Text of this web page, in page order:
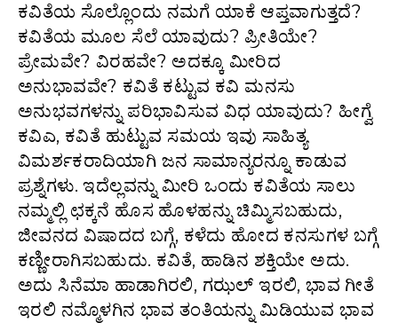
ಕವಿತೆಯ ಸೊಲ್ಲೊಂದು ನಮಗೆ ಯಾಕೆ ಆಪ್ತವಾಗುತ್ತದೆ?
ಕವಿತೆಯ ಮೂಲ ಸೆಲೆ ಯಾವುದು? ಪ್ರೀತಿಯೇ?
ಪ್ರೇಮವೇ? ವಿರಹವೇ? ಅದಕ್ಕೂ ಮೀರಿದ
ಅನುಭಾವವೇ? ಕವಿತೆ ಕಟ್ಟುವ ಕವಿ ಮನಸು
ಅನುಭವಗಳನ್ನು ಪರಿಭಾವಿಸುವ ವಿಧ ಯಾವುದು? ಹೀಗ್ವೆ
ಕವಿ‌ಎ, ಕವಿತೆ ಹುಟ್ಟುವ ಸಮಯ ಇವು ಸಾಹಿತ್ಯ
ವಿಮರ್ಶಕರಾದಿಯಾಗಿ ಜನ ಸಾಮಾನ್ಯರನ್ನೂ ಕಾಡುವ
ಪ್ರಶ್ನೆಗಳು. ಇದೆಲ್ಲವನ್ನು ಮೀರಿ ಒಂದು ಕವಿತೆಯ ಸಾಲು
ನಮ್ಮಲ್ಲಿ ಛಕ್ಕನೆ ಹೊಸ ಹೊಳಹನ್ನು ಚಿಮ್ಮಿಸಬಹುದು,
ಜೀವನದ ವಿಷಾದದ ಬಗ್ಗೆ, ಕಳೆದು ಹೋದ ಕನಸುಗಳ ಬಗ್ಗೆ
ಕಣ್ಣೀರಾಗಿಸಬಹುದು. ಕವಿತೆ, ಹಾಡಿನ ಶಕ್ತಿಯೇ ಅದು.
ಅದು ಸಿನೆಮಾ ಹಾಡಾಗಿರಲಿ, ಗಝಲ್ ಇರಲಿ, ಭಾವ ಗೀತೆ
ಇರಲಿ ನಮ್ಮೊಳಗಿನ ಭಾವ ತಂತಿಯನ್ನು ಮಿಡಿಯುವ ಭಾವ